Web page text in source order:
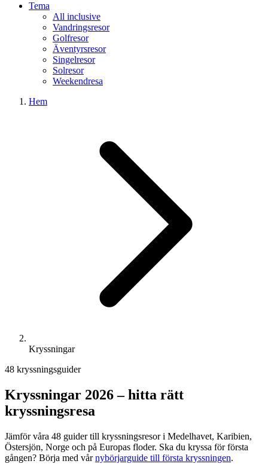
Tema
All inclusive
Vandringsresor
Golfresor
Äventyrsresor
Singelresor
Solresor
Weekendresa
Hem
Kryssningar
48 kryssningsguider
Kryssningar 2026 – hitta rätt
kryssningsresa
Jämför våra 48 guider till kryssningsresor i Medelhavet, Karibien,
Östersjön, Norge och på Europas floder. Ska du kryssa för första
gången? Börja med vårnybörjarguide till första kryssningen.